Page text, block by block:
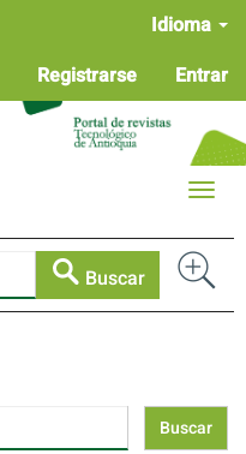
Idioma
Registrarse Entrar
Buscar
Toggle